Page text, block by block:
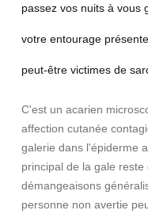
passez vos nuits à vous
votre entourage
peut-être victimes de
C'est un acarien
affection cutanée
galerie dans l'épiderme
principal de la gale
démangeaisons
personne non avertie